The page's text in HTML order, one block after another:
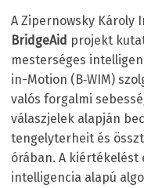
A Zipernowsky Károly
BridgeAid projekt
mesterséges
in-Motion (B‑WIM)
valós forgalmi
válaszjelek alapján
tengelyterheit és
órában. A kiértékelést
intelligencia alapú